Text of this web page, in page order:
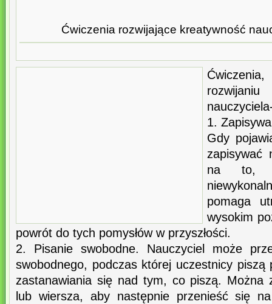
Ćwiczenia rozwijające kreatywność
1.
Gdy
zapisywać
na to,
pomaga
wysokim
powrót do tych pomysłów w przyszłości.
2. Pisanie swobodne. Nauczyciel może
swobodnego, podczas której uczestnicy
zastanawiania się nad tym, co piszą. Można
lub wiersza, aby następnie przenieść się